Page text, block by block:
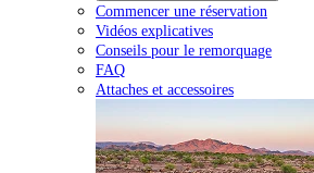
Commencer une réservation
Vidéos explicatives
Conseils pour le remorquage
FAQ
Attaches et accessoires